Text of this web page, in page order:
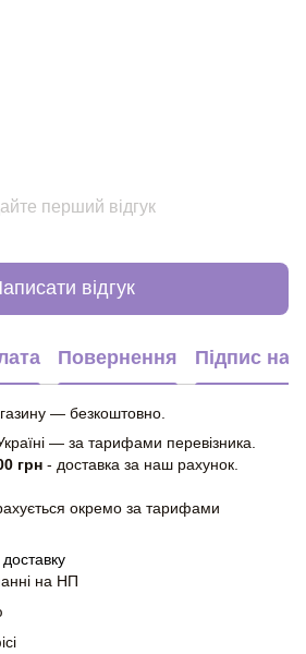
перший відгук
відгук
Повернення Підпис на
— безкоштовно.
— за тарифами перевізника.
грн - доставка за наш рахунок.
окремо за тарифами
на НП